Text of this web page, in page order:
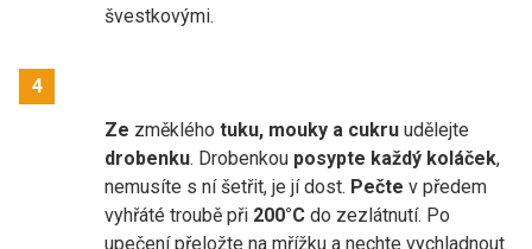
švestkovými.
4
Ze změklého tuku, mouky a cukru udělejte
drobenku. Drobenkou posypte každý koláček,
nemusíte s ní šetřit, je jí dost. Pečte v předem
vyhřáté troubě při 200°C do zezlátnutí. Po
upečení přeložte na mřížku a nechte vychladnout.